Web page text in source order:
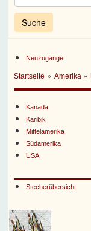
Neuzugänge
Startseite »Amerika »
Kanada
Karibik
Mittelamerika
Südamerika
USA
Stecherübersicht